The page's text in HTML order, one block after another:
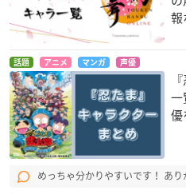
報
話題 アニメ マンガ 声優
めっちゃ分かりやすいです！ あり